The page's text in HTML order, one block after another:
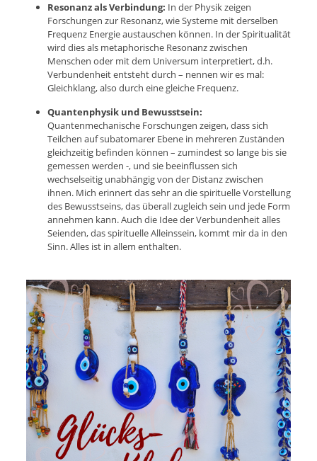
Resonanz als Verbindung: In der Physik zeigen
Forschungen zur Resonanz, wie Systeme mit derselben
Frequenz Energie austauschen können. In der Spiritualität
wird dies als metaphorische Resonanz zwischen
Menschen oder mit dem Universum interpretiert, d.h.
Verbundenheit entsteht durch – nennen wir es mal:
Gleichklang, also durch eine gleiche Frequenz.
Quantenphysik und Bewusstsein:
Quantenmechanische Forschungen zeigen, dass sich
Teilchen auf subatomarer Ebene in mehreren Zuständen
gleichzeitig befinden können – zumindest so lange bis sie
gemessen werden -, und sie beeinflussen sich
wechselseitig unabhängig von der Distanz zwischen
ihnen. Mich erinnert das sehr an die spirituelle Vorstellung
des Bewusstseins, das überall zugleich sein und jede Form
annehmen kann. Auch die Idee der Verbundenheit alles
Seienden, das spirituelle Alleinssein, kommt mir da in den
Sinn. Alles ist in allem enthalten.